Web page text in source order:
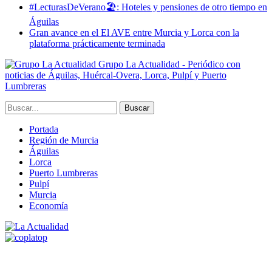
#LecturasDeVerano🏖: Hoteles y pensiones de otro tiempo en
Águilas
Gran avance en el El AVE entre Murcia y Lorca con la
plataforma prácticamente terminada
Grupo La Actualidad - Periódico con
noticias de Águilas, Huércal-Overa, Lorca, Pulpí y Puerto
Lumbreras
Portada
Región de Murcia
Águilas
Lorca
Puerto Lumbreras
Pulpí
Murcia
Economía